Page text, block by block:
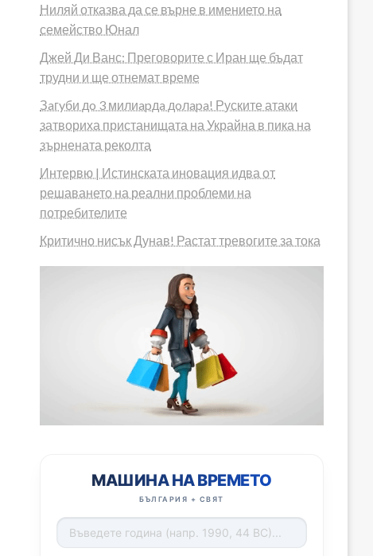
Ниляй отказва да се върне в имението на
семейство Юнал
Джей Ди Ванс: Преговорите с Иран ще бъдат
трудни и ще отнемат време
Зaгyби дo 3 милиapдa дoлapa! Руските атаки
затвориха пристанищата на Украйна в пика на
зърнената реколта
Интервю | Истинската иновация идва от
решаването на реални проблеми на
потребителите
Критично нисък Дунав! Растат тревогите за тока
МАШИНА НА ВРЕМЕТО
БЪЛГАРИЯ + СВЯТ